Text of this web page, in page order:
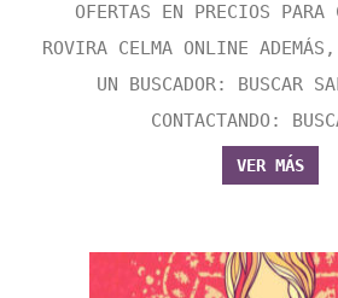
OFERTAS EN PRECIOS PARA
ROVIRA CELMA ONLINE
UN BUSCADOR: BUSCAR
CONTACTANDO:
VER MÁS